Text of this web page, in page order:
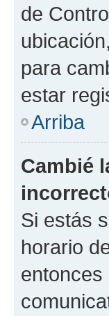
de
para
estar
Arriba
Cambié
Si estás
horario